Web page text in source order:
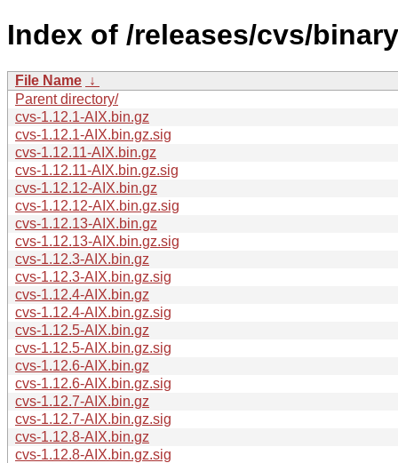
Index of /releases/cvs/
File Name ↓
Parent directory/
cvs-1.12.1-AIX.bin.gz
cvs-1.12.1-AIX.bin.gz.sig
cvs-1.12.11-AIX.bin.gz
cvs-1.12.11-AIX.bin.gz.sig
cvs-1.12.12-AIX.bin.gz
cvs-1.12.12-AIX.bin.gz.sig
cvs-1.12.13-AIX.bin.gz
cvs-1.12.13-AIX.bin.gz.sig
cvs-1.12.3-AIX.bin.gz
cvs-1.12.3-AIX.bin.gz.sig
cvs-1.12.4-AIX.bin.gz
cvs-1.12.4-AIX.bin.gz.sig
cvs-1.12.5-AIX.bin.gz
cvs-1.12.5-AIX.bin.gz.sig
cvs-1.12.6-AIX.bin.gz
cvs-1.12.6-AIX.bin.gz.sig
cvs-1.12.7-AIX.bin.gz
cvs-1.12.7-AIX.bin.gz.sig
cvs-1.12.8-AIX.bin.gz
cvs-1.12.8-AIX.bin.gz.sig